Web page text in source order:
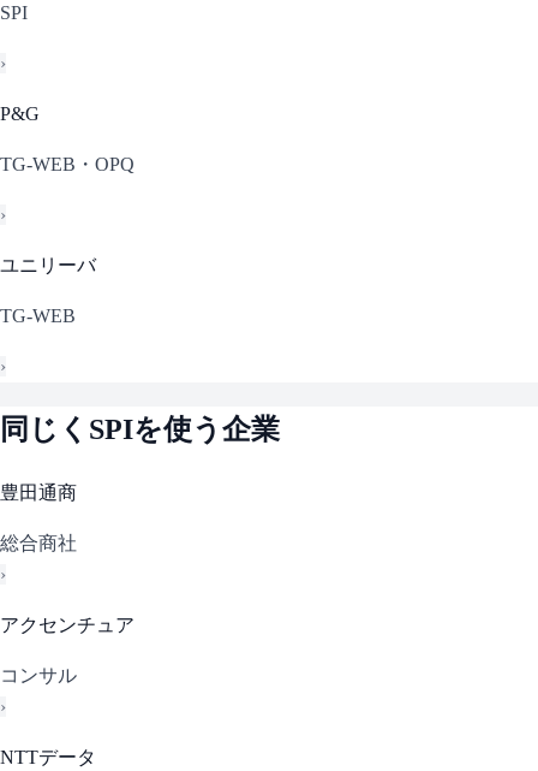
SPI
›
P&G
TG-WEB・OPQ
›
ユニリーバ
TG-WEB
›
同じく SPIを使う企業
豊田通商
総合商社
›
アクセンチュア
コンサル
›
NTTデータ